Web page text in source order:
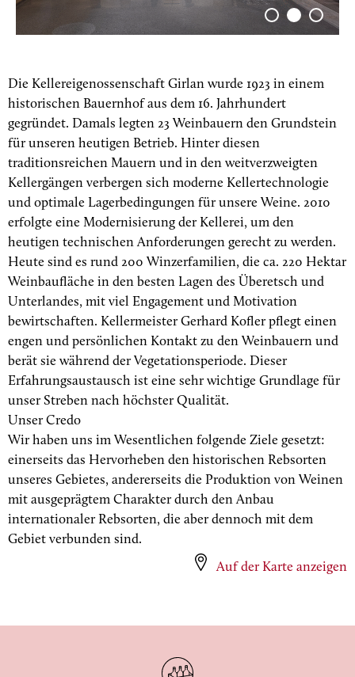
Auf der Karte anzeigen
Die Kellereigenossenschaft Girlan wurde 1923 in einem
historischen Bauernhof aus dem 16. Jahrhundert
gegründet. Damals legten 23 Weinbauern den Grundstein
für unseren heutigen Betrieb. Hinter diesen
traditionsreichen Mauern und in den weitverzweigten
Kellergängen verbergen sich moderne Kellertechnologie
und optimale Lagerbedingungen für unsere Weine. 2010
erfolgte eine Modernisierung der Kellerei, um den
heutigen technischen Anforderungen gerecht zu werden.
Heute sind es rund 200 Winzerfamilien, die ca. 220 Hektar
Weinbaufläche in den besten Lagen des Überetsch und
Unterlandes, mit viel Engagement und Motivation
bewirtschaften. Kellermeister Gerhard Kofler pflegt einen
engen und persönlichen Kontakt zu den Weinbauern und
berät sie während der Vegetationsperiode. Dieser
Erfahrungsaustausch ist eine sehr wichtige Grundlage für
unser Streben nach höchster Qualität.
Unser Credo
Wir haben uns im Wesentlichen folgende Ziele gesetzt:
einerseits das Hervorheben den historischen Rebsorten
unseres Gebietes, andererseits die Produktion von Weinen
mit ausgeprägtem Charakter durch den Anbau
internationaler Rebsorten, die aber dennoch mit dem
Gebiet verbunden sind.